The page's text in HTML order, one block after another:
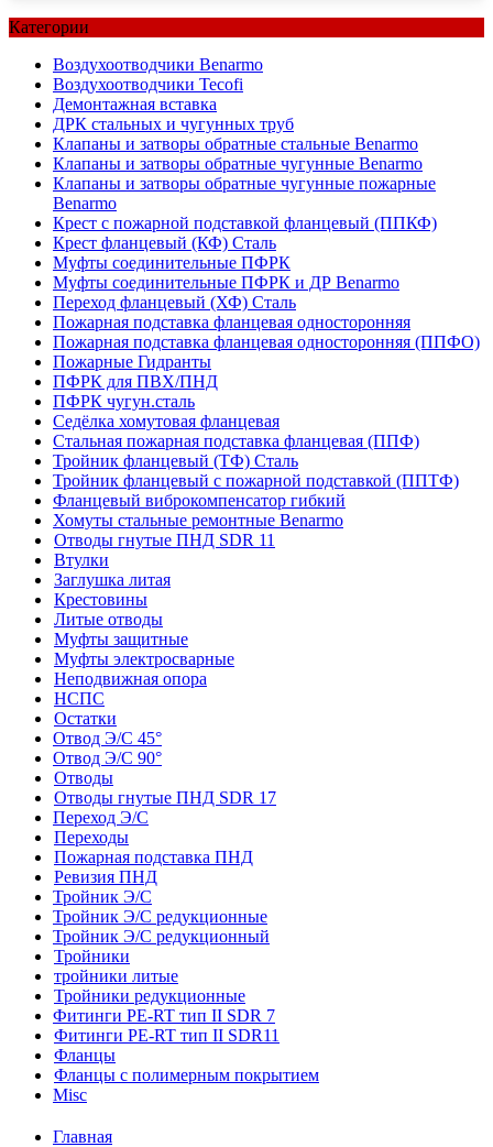
Категории
Воздухоотводчики Benarmo
Воздухоотводчики Tecofi
Демонтажная вставка
ДРК стальных и чугунных труб
Клапаны и затворы обратные стальные Benarmo
Клапаны и затворы обратные чугунные Benarmo
Клапаны и затворы обратные чугунные пожарные
Benarmo
Крест с пожарной подставкой фланцевый (ППКФ)
Крест фланцевый (КФ) Сталь
Муфты соединительные ПФРК
Муфты соединительные ПФРК и ДР Benarmo
Переход фланцевый (ХФ) Сталь
Пожарная подставка фланцевая односторонняя
Пожарная подставка фланцевая односторонняя (ППФО)
Пожарные Гидранты
ПФРК для ПВХ/ПНД
ПФРК чугун.сталь
Седёлка хомутовая фланцевая
Стальная пожарная подставка фланцевая (ППФ)
Тройник фланцевый (ТФ) Сталь
Тройник фланцевый с пожарной подставкой (ППТФ)
Фланцевый виброкомпенсатор гибкий
Хомуты стальные ремонтные Benarmo
Отводы гнутые ПНД SDR 11
Втулки
Заглушка литая
Крестовины
Литые отводы
Муфты защитные
Муфты электросварные
Неподвижная опора
НСПС
Остатки
Отвод Э/С 45°
Отвод Э/С 90°
Отводы
Отводы гнутые ПНД SDR 17
Переход Э/С
Переходы
Пожарная подставка ПНД
Ревизия ПНД
Тройник Э/С
Тройник Э/С редукционные
Тройник Э/С редукционный
Тройники
тройники литые
Тройники редукционные
Фитинги PE-RT тип II SDR 7
Фитинги PE-RT тип II SDR11
Фланцы
Фланцы с полимерным покрытием
Misc
Главная